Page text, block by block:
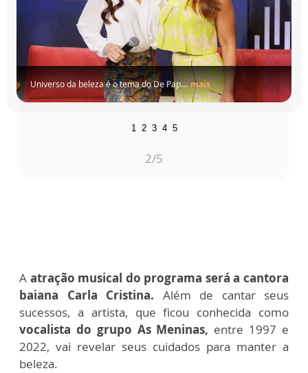
Universo da beleza é o tema do De Pap... mais
1 2 3 4 5
2/5
A atração musical do programa será a cantora
baiana Carla Cristina. Além de cantar seus
sucessos, a artista, que ficou conhecida como
vocalista do grupo As Meninas, entre 1997 e
2022, vai revelar seus cuidados para manter a
beleza.